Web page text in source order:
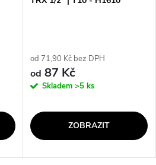
od 71,90 Kč bez DPH
od 87 Kč
Skladem >5 ks
ZOBRAZIT